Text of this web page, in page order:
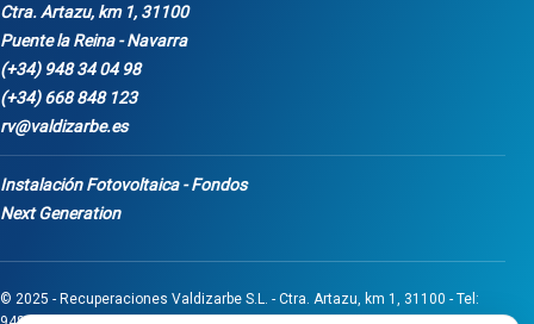
Ctra. Artazu, km 1, 31100
Puente la Reina - Navarra
(+34) 948 34 04 98
(+34) 668 848 123
rv@valdizarbe.es
Instalación Fotovoltaica - Fondos
Next Generation
© 2025 - Recuperaciones Valdizarbe S.L. - Ctra. Artazu, km 1, 31100 - Tel: